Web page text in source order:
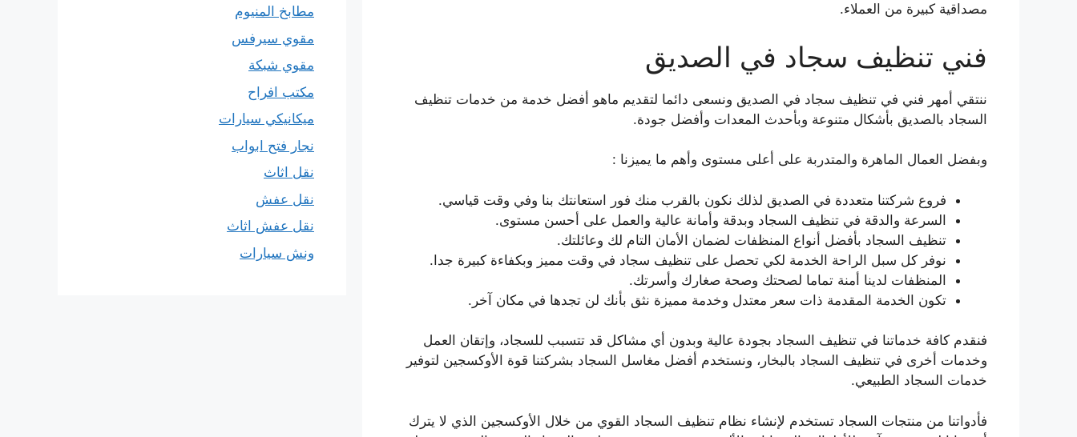
مصداقية كبيرة من العملاء.
فني تنظيف سجاد في الصديق
ننتقي أمهر فني في تنظيف سجاد في الصديق ونسعى دائما لتقديم ماهو أفضل خدمة من خدمات تنظيف
السجاد بالصديق بأشكال متنوعة وبأحدث المعدات وأفضل جودة.
وبفضل العمال الماهرة والمتدربة على أعلى مستوى وأهم ما يميزنا :
فروع شركتنا متعددة في الصديق لذلك نكون بالقرب منك فور استعانتك بنا وفي وقت قياسي.
السرعة والدقة في تنظيف السجاد وبدقة وأمانة عالية والعمل على أحسن مستوى.
تنظيف السجاد بأفضل أنواع المنظفات لضمان الأمان التام لك وعائلتك.
نوفر كل سبل الراحة الخدمة لكي تحصل على تنظيف سجاد في وقت مميز وبكفاءة كبيرة جدا.
المنظفات لدينا أمنة تماما لصحتك وصحة صغارك وأسرتك.
تكون الخدمة المقدمة ذات سعر معتدل وخدمة مميزة نثق بأنك لن تجدها في مكان آخر.
فنقدم كافة خدماتنا في تنظيف السجاد بجودة عالية وبدون أي مشاكل قد تتسبب للسجاد، وإتقان العمل
وخدمات أخرى في تنظيف السجاد بالبخار، ونستخدم أفضل مغاسل السجاد بشركتنا قوة الأوكسجين لتوفير
خدمات السجاد الطبيعي.
فأدواتنا من منتجات السجاد تستخدم لإنشاء نظام تنظيف السجاد القوي من خلال الأوكسجين الذي لا يترك
مطابخ المنيوم
مقوي سيرفس
مقوي شبكة
مكتب افراح
ميكانيكي سيارات
نجار فتح ابواب
نقل اثاث
نقل عفش
نقل عفش اثاث
ونش سيارات